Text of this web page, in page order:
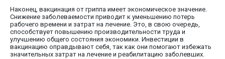
Наконец, вакцинация от гриппа имеет экономическое значение.
Снижение заболеваемости приводит к уменьшению потерь
рабочего времени и затрат на лечение. Это, в свою очередь,
способствует повышению производительности труда и
улучшению общего состояния экономики. Инвестиции в
вакцинацию оправдывают себя, так как они помогают избежать
значительных затрат на лечение и реабилитацию заболевших.